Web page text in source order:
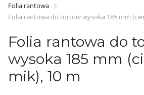
Folia rantowa
Folia rantowa do tortów wysoka 185 mm
Folia rantowa do
wysoka 185 mm
mik), 10 m